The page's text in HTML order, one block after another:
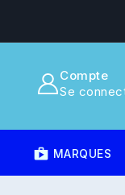
Compte
Se
MARQUES